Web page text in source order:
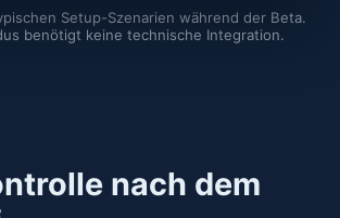
Setup-Szenarien während der Beta.
benötigt keine technische Integration.
nach dem